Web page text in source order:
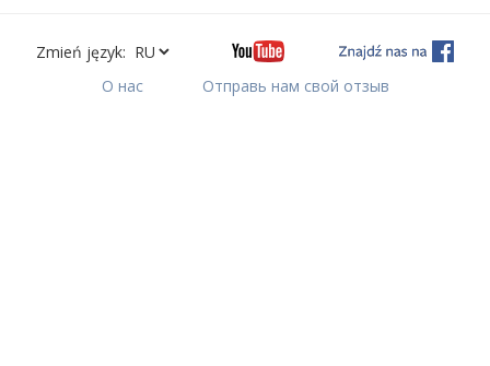
Zmień język:
О нас
Отправь нам свой отзыв